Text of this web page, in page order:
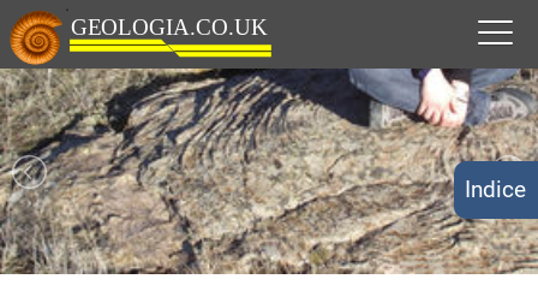
Indice